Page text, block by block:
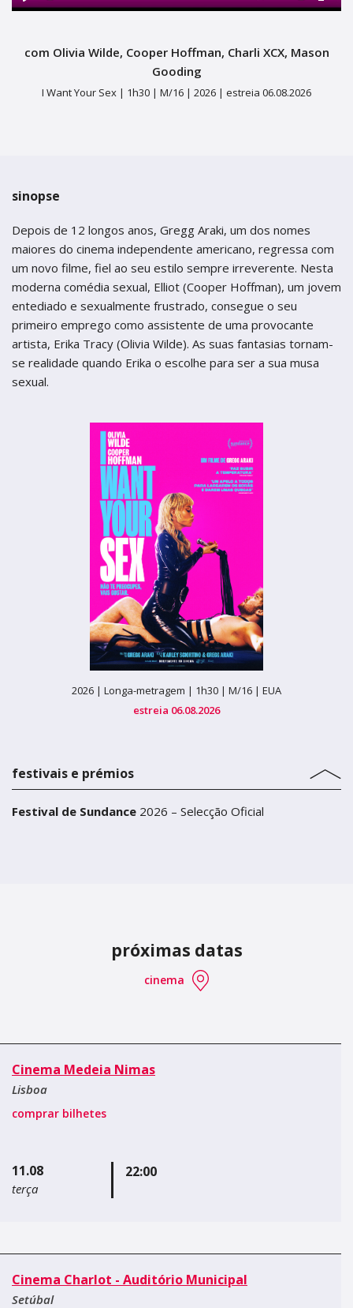
Figueira da Foz
Theatro Circo
Figueira da Foz
Theatro Circo
termos de uso
Play Mute
com Olivia Wilde, Cooper Hoffman, Charli XCX, Mason
Gooding
I Want Your Sex | 1h30 | M/16 | 2026 | estreia 06.08.2026
sinopse
Depois de 12 longos anos, Gregg Araki, um dos nomes
maiores do cinema independente americano, regressa com
um novo filme, fiel ao seu estilo sempre irreverente. Nesta
moderna comédia sexual, Elliot (Cooper Hoffman), um jovem
entediado e sexualmente frustrado, consegue o seu
primeiro emprego como assistente de uma provocante
artista, Erika Tracy (Olivia Wilde). As suas fantasias tornam-
se realidade quando Erika o escolhe para ser a sua musa
sexual.
2026 | Longa-metragem | 1h30 | M/16 | EUA
estreia 06.08.2026
festivais e prémios
Festival de Sundance 2026 – Selecção Oficial
cinema
próximas datas
Cinema Medeia Nimas
Lisboa
comprar bilhetes
11.08
terça
22:00
Cinema Charlot - Auditório Municipal
Setúbal